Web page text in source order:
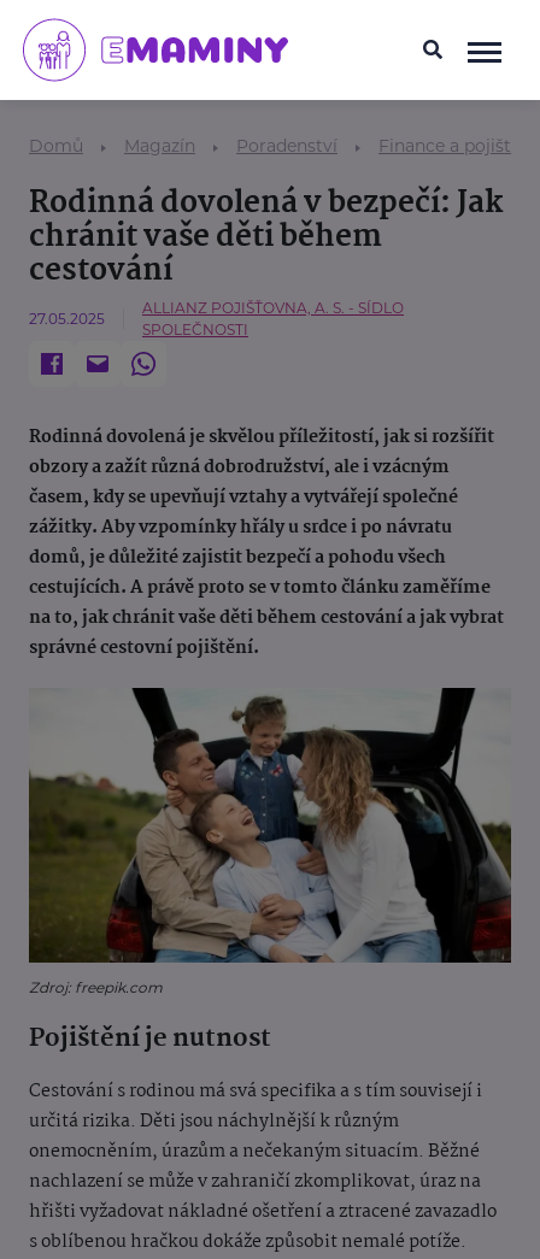
Domů Magazín Poradenství Finance a pojištění
Rodinná dovolená v bezpečí: Jak
chránit vaše děti během
cestování
27.05.2025
ALLIANZ POJIŠŤOVNA, A. S. - SÍDLO
SPOLEČNOSTI
Rodinná dovolená je skvělou příležitostí, jak si rozšířit
obzory a zažít různá dobrodružství, ale i vzácným
časem, kdy se upevňují vztahy a vytvářejí společné
zážitky. Aby vzpomínky hřály u srdce i po návratu
domů, je důležité zajistit bezpečí a pohodu všech
cestujících. A právě proto se v tomto článku zaměříme
na to, jak chránit vaše děti během cestování a jak vybrat
správné cestovní pojištění.
Zdroj: freepik.com
Pojištění je nutnost
Cestování s rodinou má svá specifika a s tím souvisejí i
určitá rizika. Děti jsou náchylnější k různým
onemocněním, úrazům a nečekaným situacím. Běžné
nachlazení se může v zahraničí zkomplikovat, úraz na
hřišti vyžadovat nákladné ošetření a ztracené zavazadlo
s oblíbenou hračkou dokáže způsobit nemalé potíže.